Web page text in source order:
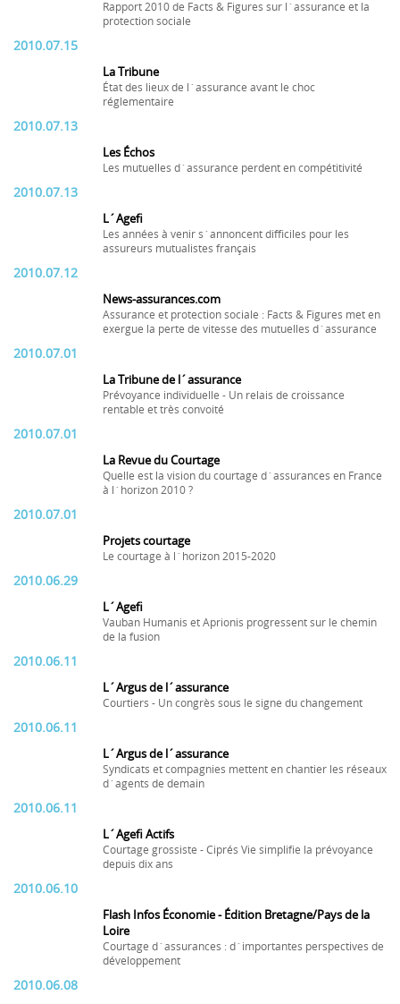
Rapport 2010 de Facts & Figures sur l´assurance et la
protection sociale
2010.07.15
La Tribune
État des lieux de l´assurance avant le choc
réglementaire
2010.07.13
Les Échos
Les mutuelles d´assurance perdent en compétitivité
2010.07.13
L´Agefi
Les années à venir s´annoncent difficiles pour les
assureurs mutualistes français
2010.07.12
News-assurances.com
Assurance et protection sociale : Facts & Figures met en
exergue la perte de vitesse des mutuelles d´assurance
2010.07.01
La Tribune de l´assurance
Prévoyance individuelle - Un relais de croissance
rentable et très convoité
2010.07.01
La Revue du Courtage
Quelle est la vision du courtage d´assurances en France
à l´horizon 2010 ?
2010.07.01
Projets courtage
Le courtage à l´horizon 2015-2020
2010.06.29
L´Agefi
Vauban Humanis et Aprionis progressent sur le chemin
de la fusion
2010.06.11
L´Argus de l´assurance
Courtiers - Un congrès sous le signe du changement
2010.06.11
L´Argus de l´assurance
Syndicats et compagnies mettent en chantier les réseaux
d´agents de demain
2010.06.11
L´Agefi Actifs
Courtage grossiste - Ciprés Vie simplifie la prévoyance
depuis dix ans
2010.06.10
Flash Infos Économie - Édition Bretagne/Pays de la
Loire
Courtage d´assurances : d´importantes perspectives de
développement
2010.06.08